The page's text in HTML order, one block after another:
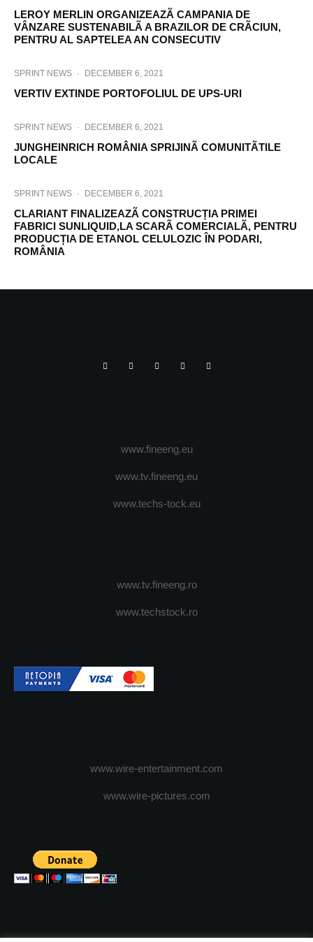
LEROY MERLIN ORGANIZEAZÃ CAMPANIA DE
VÂNZARE SUSTENABILÃ A BRAZILOR DE CRÃCIUN,
PENTRU AL SAPTELEA AN CONSECUTIV
SPRINT NEWS · DECEMBER 6, 2021
VERTIV EXTINDE PORTOFOLIUL DE UPS-URI
SPRINT NEWS · DECEMBER 6, 2021
JUNGHEINRICH ROMÂNIA SPRIJINÃ COMUNITÃTILE
LOCALE
SPRINT NEWS · DECEMBER 6, 2021
CLARIANT FINALIZEAZÃ CONSTRUCȚIA PRIMEI
FABRICI SUNLIQUID,LA SCARÃ COMERCIALÃ, PENTRU
PRODUCȚIA DE ETANOL CELULOZIC ÎN PODARI,
ROMÂNIA
www.fineeng.eu
www.tv.fineeng.eu
www.techs-tock.eu
www.tv.fineeng.ro
www.techstock.ro
www.wire-entertainment.com
www.wire-pictures.com